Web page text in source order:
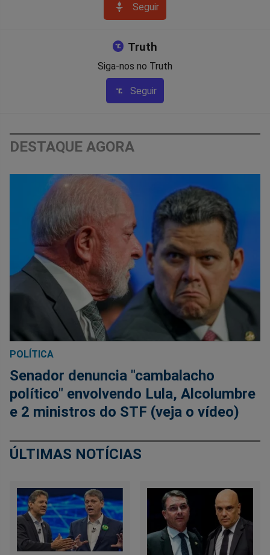
Seguir
Truth
Siga-nos no Truth
Seguir
DESTAQUE AGORA
POLÍTICA
Senador denuncia "cambalacho
político" envolvendo Lula, Alcolumbre
e 2 ministros do STF (veja o vídeo)
ÚLTIMAS NOTÍCIAS